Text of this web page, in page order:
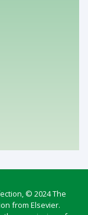
© 2024 The
from Elsevier.